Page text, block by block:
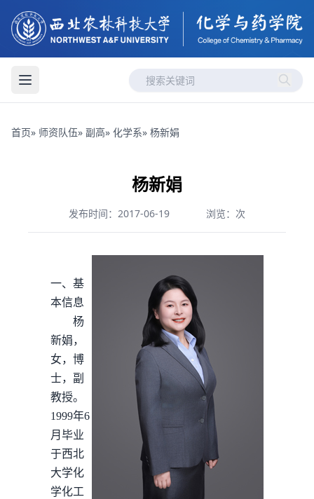
首页» 师资队伍» 副高» 化学系» 杨新娟
杨新娟
发布时间：2017-06-19 浏览： 次
一、基
本信息
杨
新娟，
女，博
士，副
教授。
1999年6
月毕业
于西北
大学化
学化工